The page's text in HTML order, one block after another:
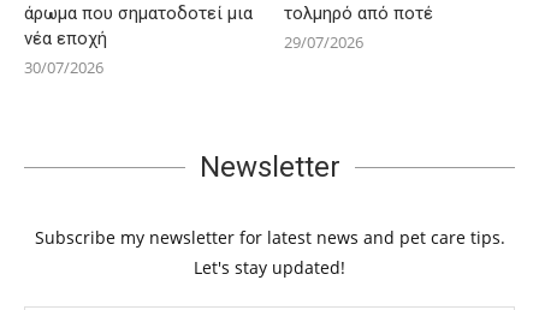
άρωμα που σηματοδοτεί μια
νέα εποχή
30/07/2026
τολμηρό από ποτέ
29/07/2026
Newsletter
Subscribe my newsletter for latest news and pet care tips.
Let's stay updated!